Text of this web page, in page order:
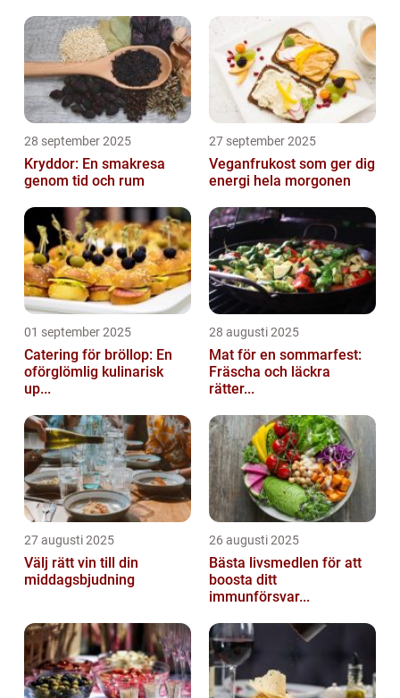
28 september 2025
Kryddor: En smakresa
genom tid och rum
27 september 2025
Veganfrukost som ger dig
energi hela morgonen
01 september 2025
Catering för bröllop: En
oförglömlig kulinarisk
up...
28 augusti 2025
Mat för en sommarfest:
Fräscha och läckra
rätter...
27 augusti 2025
Välj rätt vin till din
middagsbjudning
26 augusti 2025
Bästa livsmedlen för att
boosta ditt
immunförsvar...